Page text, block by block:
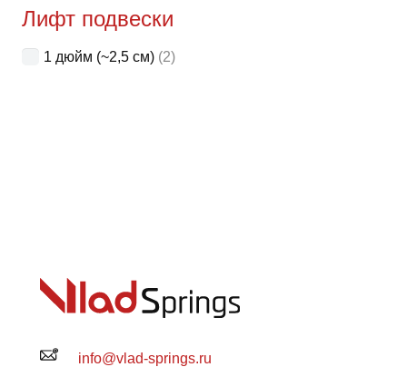
Лифт подвески
1 дюйм (~2,5 см) (2)
info@vlad-springs.ru